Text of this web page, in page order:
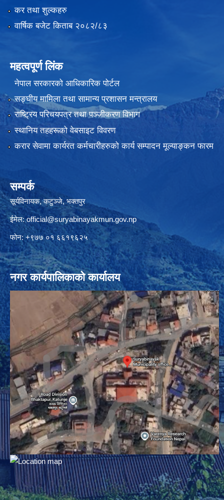
कर तथा शुल्कहरु
वार्षिक बजेट किताब २०८२/८३
महत्वपूर्ण लिंक
नेपाल सरकारको आधिकारिक पोर्टल
सङ्‍घीय मामिला तथा सामान्य प्रशासन मन्त्रालय
राष्ट्रिय परिचयपत्र तथा पञ्जीकरण विभाग
स्थानिय तहहरूको वेबसाइट विवरण
करार सेवामा कार्यरत कर्मचारीहरुको कार्य सम्पादन मूल्याङ्कन फारम
सम्पर्क
सूर्यविनायक, कटुञ्जे, भक्तपुर
ईमेल:official@suryabinayakmun.gov.np
फोन: +९७७ ०१ ६६१९६२५
नगर कार्यपालिकाको कार्यालय